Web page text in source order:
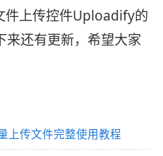
件上传控件Uploadify的
来还有更新，希望大家
上传文件完整使用教程